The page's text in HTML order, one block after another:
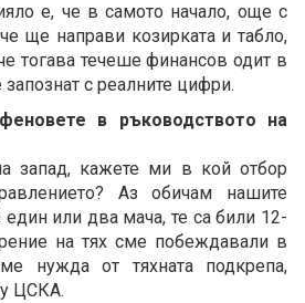
е, че в самото начало, още с
ще направи козирката и табло,
тогава течеше финансов одит в
с реалните цифри.
в ръководството на
запад, кажете ми в кой отбор
Аз обичам нашите
или два мача, те са били 12-
на тях сме побеждавали в
нужда от тяхната подкрепа,
ЦСКА.